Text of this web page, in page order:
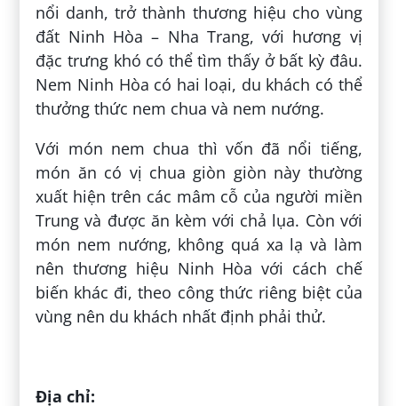
nổi danh, trở thành thương hiệu cho vùng
đất Ninh Hòa – Nha Trang, với hương vị
đặc trưng khó có thể tìm thấy ở bất kỳ đâu.
Nem Ninh Hòa có hai loại, du khách có thể
thưởng thức nem chua và nem nướng.
Với món nem chua thì vốn đã nổi tiếng,
món ăn có vị chua giòn giòn này thường
xuất hiện trên các mâm cỗ của người miền
Trung và được ăn kèm với chả lụa. Còn với
món nem nướng, không quá xa lạ và làm
nên thương hiệu Ninh Hòa với cách chế
biến khác đi, theo công thức riêng biệt của
vùng nên du khách nhất định phải thử.
Địa chỉ: